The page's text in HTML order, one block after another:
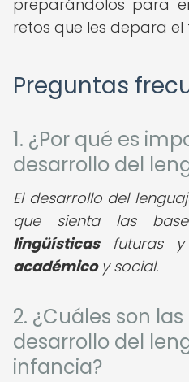
preparándolos para
retos que les depara el
Preguntas
1. ¿Por qué es
desarrollo del
El desarrollo del
que sienta las
lingüísticasfuturas y
académicoy social.
2. ¿Cuáles son
desarrollo del
infancia?